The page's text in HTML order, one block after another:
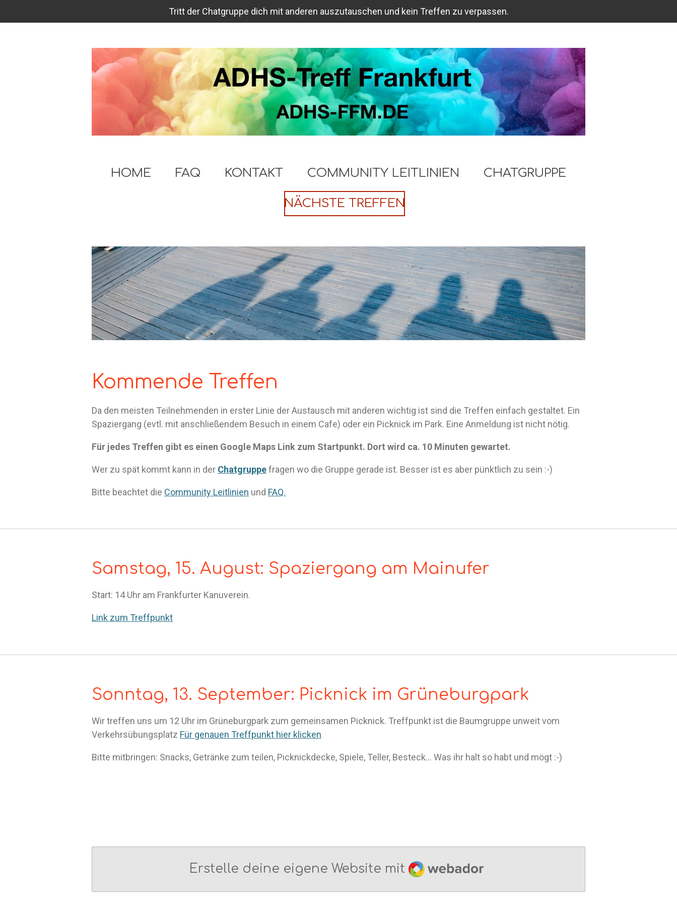
Hauptinhalt
Tritt der Chatgruppe dich mit anderen auszutauschen und kein Treffen zu verpassen.
HOME FAQ KONTAKT COMMUNITY LEITLINIEN CHATGRUPPE
NÄCHSTE TREFFEN
Kommende Treffen
Da den meisten Teilnehmenden in erster Linie der Austausch mit anderen wichtig ist sind die Treffen einfach gestaltet. Ein
Spaziergang (evtl. mit anschließendem Besuch in einem Cafe) oder ein Picknick im Park. Eine Anmeldung ist nicht nötig.
Für jedes Treffen gibt es einen Google Maps Link zum Startpunkt. Dort wird ca. 10 Minuten gewartet.
Wer zu spät kommt kann in der Chatgruppefragen wo die Gruppe gerade ist. Besser ist es aber pünktlich zu sein :-)
Bitte beachtet die Community Leitlinien und FAQ.
Samstag, 15. August: Spaziergang am Mainufer
Start: 14 Uhr am Frankfurter Kanuverein.
Link zum Treffpunkt
Sonntag, 13. September: Picknick im Grüneburgpark
Wir treffen uns um 12 Uhr im Grüneburgpark zum gemeinsamen Picknick. Treffpunkt ist die Baumgruppe unweit vom
Verkehrsübungsplatz Für genauen Treffpunkt hier klicken
Bitte mitbringen: Snacks, Getränke zum teilen, Picknickdecke, Spiele, Teller, Besteck... Was ihr halt so habt und mögt :-)
Erstelle deine eigene Website mit Webador